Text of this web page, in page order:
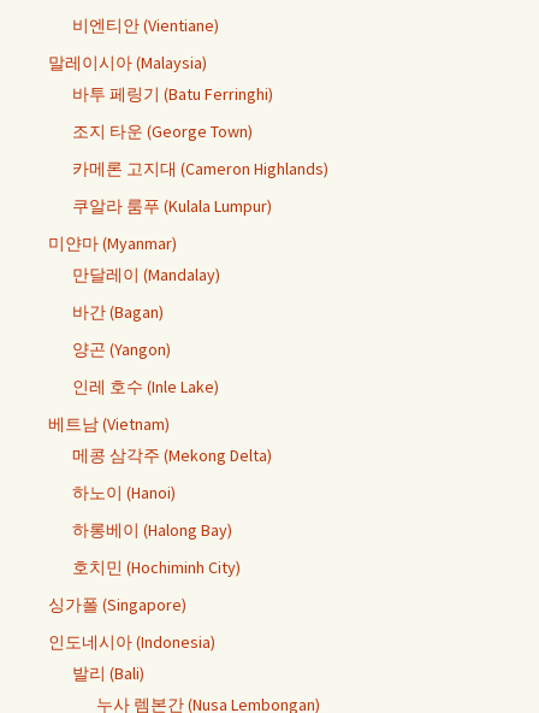
비엔티안 (Vientiane)
말레이시아 (Malaysia)
바투 페링기 (Batu Ferringhi)
조지 타운 (George Town)
카메론 고지대 (Cameron Highlands)
쿠알라 룸푸 (Kulala Lumpur)
미얀마 (Myanmar)
만달레이 (Mandalay)
바간 (Bagan)
양곤 (Yangon)
인레 호수 (Inle Lake)
베트남 (Vietnam)
메콩 삼각주 (Mekong Delta)
하노이 (Hanoi)
하롱베이 (Halong Bay)
호치민 (Hochiminh City)
싱가폴 (Singapore)
인도네시아 (Indonesia)
발리 (Bali)
누사 렘본간 (Nusa Lembongan)